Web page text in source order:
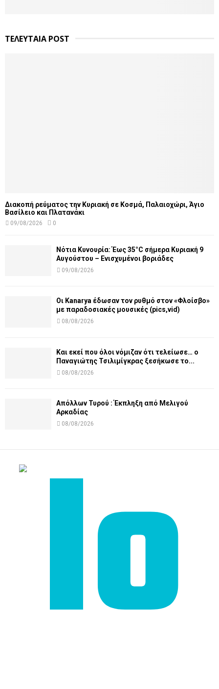
ΤΕΛΕΥΤΑΙΑ POST
Διακοπή ρεύματος την Κυριακή σε Κοσμά, Παλαιοχώρι, Άγιο
Βασίλειο και Πλατανάκι
09/08/2026 0
Νότια Κυνουρία: Έως 35°C σήμερα Κυριακή 9
Αυγούστου – Ενισχυμένοι βοριάδες
09/08/2026
Οι Kanarya έδωσαν τον ρυθμό στον «Φλοίσβο»
με παραδοσιακές μουσικές (pics,vid)
08/08/2026
Και εκεί που όλοι νόμιζαν ότι τελείωσε… ο
Παναγιώτης Τσιλιμίγκρας ξεσήκωσε το...
08/08/2026
Απόλλων Τυρού : Έκπληξη από Μελιγού
Αρκαδίας
08/08/2026